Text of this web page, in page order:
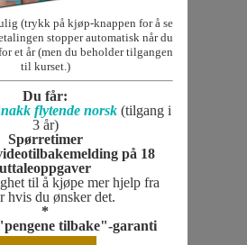
(trykk på kjøp-knappen for å se
stopper automatisk når du
et år (men du beholder tilgangen
til kurset.)
Du får:
flytende norsk (tilgang i
3 år)
Spørretimer
på 18
uttaleoppgaver
til å kjøpe mer hjelp fra
hvis du ønsker det.
*
tilbake"-garanti